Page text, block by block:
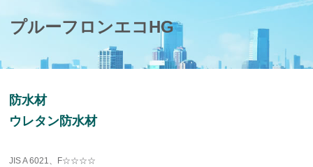
プルーフロンエコHG
防水材
ウレタン防水材
JIS A 6021、F☆☆☆☆